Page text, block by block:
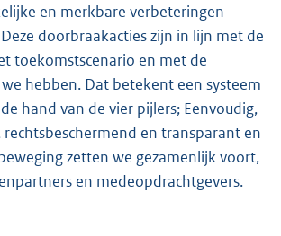
en merkbare verbeteringen
doorbraakacties zijn in lijn met de
toekomstscenario en met de
hebben. Dat betekent een systeem
hand van de vier pijlers; Eenvoudig,
rechtsbeschermend en transparant en
zetten we gezamenlijk voort,
en medeopdrachtgevers.